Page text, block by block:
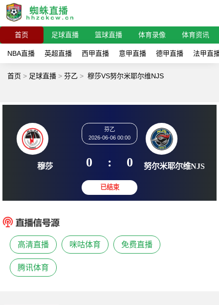
首页 足球直播 篮球直播 体育录像 体育资讯
NBA直播 英超直播 西甲直播 意甲直播 德甲直播 法甲直
首页 > 足球直播 > 芬乙 > 穆莎VS努尔米耶尔维NJS
穆莎
芬乙
2026-06-06 00:00
0 : 0 努尔米耶
高清直播 咪咕体育 免费直播
腾讯体育